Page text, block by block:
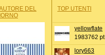
DEL
TOP UTENTI
yellowflate
1983762 pt
lory663